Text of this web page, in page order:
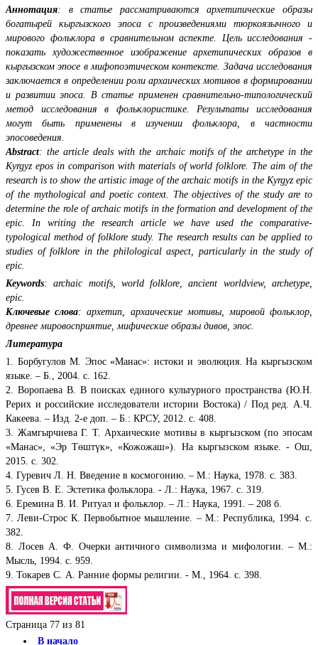
Аннотация: в статье рассматриваются архетипические образы
богатырей кыргызского эпоса с произведениями тюркоязычного и
мирового фольклора в сравнительном аспекте. Цель исследования -
показать художественное изображение архетипических образов в
кыргызском эпосе в мифопоэтическом контексте. Задача исследования
заключается в определении роли архаических мотивов в формировании
и развитии эпоса. В статье применен сравнительно-типологический
метод исследования в фольклористике. Результаты исследования
могут быть применены в изучении фольклора, в частности
эпосоведения.
Abstract: the article deals with the archaic motifs of the archetype in the
Kyrgyz epos in comparison with materials of world folklore. The aim of the
research is to show the artistic image of the archaic motifs in the Kyrgyz epic
of the mythological and poetic context. The objectives of the study are to
determine the role of archaic motifs in the formation and development of the
epic. In writing the research article we have used the comparative-
typological method of folklore study. The research results can be applied to
studies of folklore in the philological aspect, particularly in the study of
epic.
Keywords: archaic motifs, world folklore, ancient worldview, archetype,
epic.
Ключевые слова: архетип, архаические мотивы, мировой фольклор,
древнее мировосприятие, мифические образы дивов, эпос.
Литература
1. Борбугулов М. Эпос «Манас»: истоки и эволюция. На кыргызском
языке. – Б., 2004. с. 162.
2. Воропаева В. В поисках единого культурного пространства (Ю.Н.
Рерих и российские исследователи истории Востока) / Под ред. А.Ч.
Какеева. – Изд. 2-е доп. – Б.: КРСУ, 2012. с. 408.
3. Жамгырчиева Г. Т. Архаические мотивы в кыргызском (по эпосам
«Манас», «Эр Төштүк», «Кожожаш»). На кыргызском языке. - Ош,
2015. с. 302.
4. Гуревич Л. Н. Введение в космогонию. – М.: Наука, 1978. с. 383.
5. Гусев В. Е. Эстетика фольклора. - Л.: Наука, 1967. с. 319.
6. Еремина В. И. Ритуал и фольклор. – Л.: Наука, 1991. – 208 б.
7. Леви-Строс К. Первобытное мышление. – М.: Республика, 1994. с.
382.
8. Лосев А. Ф. Очерки античного символизма и мифологии. – М.:
Мысль, 1994. с. 959.
9. Токарев С. А. Ранние формы религии. - М., 1964. с. 398.
Страница 77 из 81
В начало